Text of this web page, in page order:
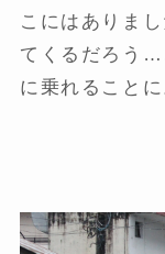
こにはありま
てくるだろう
に乗れることに